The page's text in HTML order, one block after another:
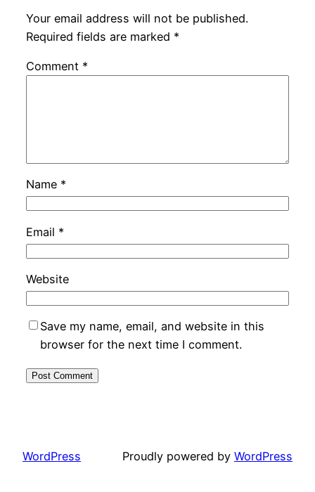
Your email address will not be published.
Required fields are marked *
Comment *
Name *
Email *
Website
Save my name, email, and website in this
browser for the next time I comment.
WordPress Proudly powered by WordPress